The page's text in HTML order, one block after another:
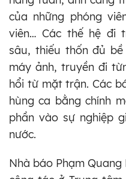
của những phóng
viên… Các thế hệ đi
sâu, thiếu thốn đủ
máy ảnh, truyền đi
hổi từ mặt trận. Các
hùng ca bằng chính
phần vào sự nghiệp
nước.
Nhà báo Phạm Quang